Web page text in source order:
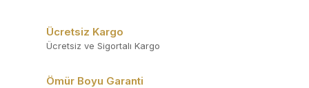
Ücretsiz Kargo
Ücretsiz ve Sigortalı Kargo
Ömür Boyu Garanti